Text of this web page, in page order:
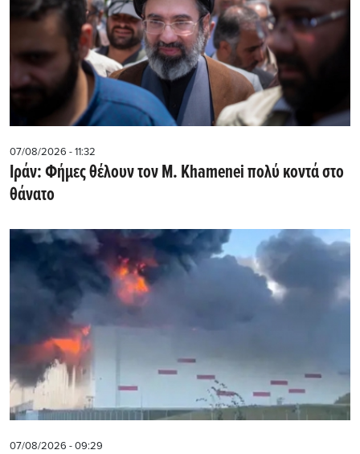
07/08/2026 - 11:32
Ιράν: Φήμες θέλουν τον Μ. Khamenei πολύ κοντά στο
θάνατο
07/08/2026 - 09:29